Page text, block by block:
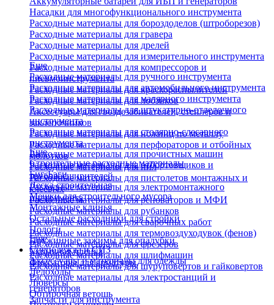
Насадки для многофункционального инструмента
Расходные материалы для бороздоделов (штроборезов)
Расходные материалы для гравера
Расходные материалы для дрелей
Расходные материалы для измерительного инструмента
Расходные материалы для компрессоров и
пневмоинструмента
Расходные материалы для краскораспылителей
Расходные материалы для лобзиков
Аксессуары для гвоздезабивателей, степлеров и
заклепочников
Расходные материалы для ножниц по металлу
Расходные материалы для перфораторов и отбойных
молотков
Расходные материалы для пил
Расходные материалы для пистолетов монтажных и
клеевых
Расходные материалы для реноваторов и МФИ
Расходные материалы для рубанков
Расходные материалы для сварочных работ
Расходные материалы для термовоздуходувок (фенов)
Расходные материалы для фрезеров
Расходные материалы для шлифмашин
Расходные материалы для шуруповертов и гайковертов
Расходные материалы для электростанций и
генераторов
Запчасти для инструмента
Еще
Расходные материалы для ручного инструмента
Расходные материалы для автомобильного инструмента
Расходные материалы для малярного инструмента
Расходные материалы для штукатурно-отделочного
инструмента
Расходные материалы для столярно-слесарного
инструмента
Расходные материалы для прочистных машин
Расходные материалы для отбортовщиков и
труборасширителей
Расходные материалы для электромонтажного
инструмента
Еще
Строительные расходные материалы
Биг-Бэги
Леска строительная
Мешки для строительного мусора
Монтажные клинья
Остальные расходники для стройки
Пологи
Пружинные зажимы для опалубки
Укрывная пленка
Фиксаторы для арматуры
Еще
Спецодежда и СИЗ
Аксессуары и материалы для одежды
Ледоходы
Люверсы
Обтирочная ветошь